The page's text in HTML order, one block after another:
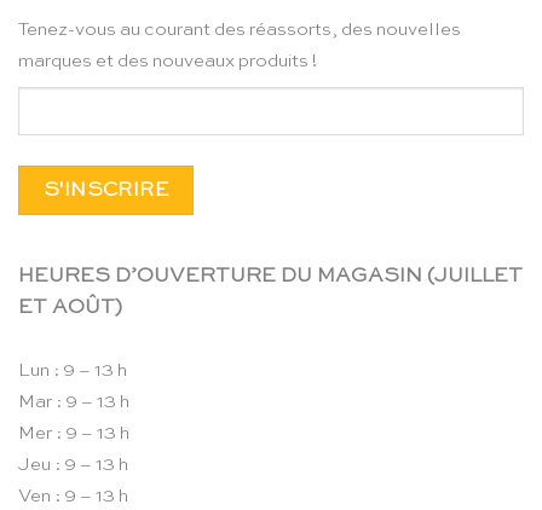
Tenez-vous au courant des réassorts, des nouvelles
marques et des nouveaux produits !
HEURES D’OUVERTURE DU MAGASIN (JUILLET
ET AOÛT)
Lun : 9 – 13 h
Mar : 9 – 13 h
Mer : 9 – 13 h
Jeu : 9 – 13 h
Ven : 9 – 13 h